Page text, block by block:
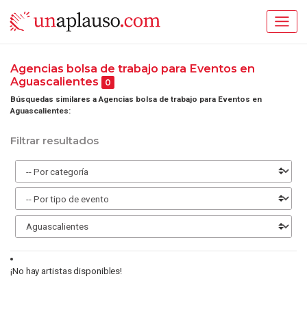
Agencias bolsa de trabajo para Eventos en
Aguascalientes
0
Búsquedas similares a Agencias bolsa de trabajo para Eventos en
Aguascalientes:
Filtrar resultados
¡No hay artistas disponibles!